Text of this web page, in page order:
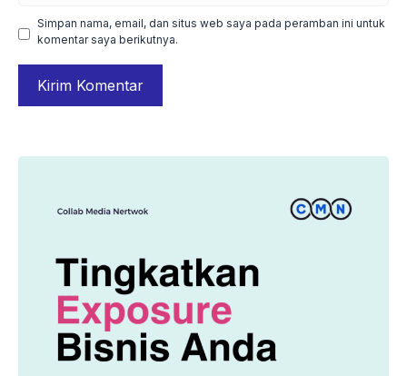
Simpan nama, email, dan situs web saya pada peramban ini untuk
komentar saya berikutnya.